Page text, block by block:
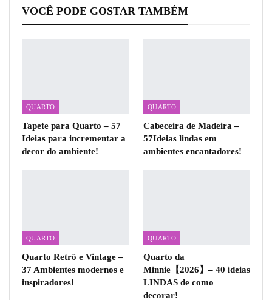
VOCÊ PODE GOSTAR TAMBÉM
QUARTO
Tapete para Quarto – 57
Ideias para incrementar a
decor do ambiente!
QUARTO
Cabeceira de Madeira –
57Ideias lindas em
ambientes encantadores!
QUARTO
Quarto Retrô e Vintage –
37 Ambientes modernos e
inspiradores!
QUARTO
Quarto da
Minnie【2026】– 40 ideias
LINDAS de como
decorar!